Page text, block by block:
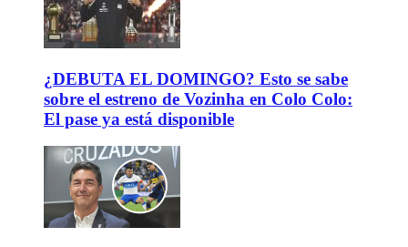
¿DEBUTA EL DOMINGO? Esto se sabe
sobre el estreno de Vozinha en Colo Colo:
El pase ya está disponible